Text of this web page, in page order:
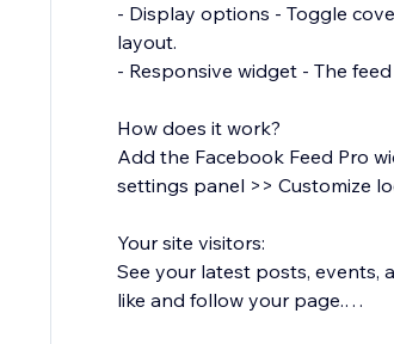
- Display options - Toggle
layout.
- Responsive widget - The
How does it work?
Add the Facebook Feed Pro
settings panel >> Customize
Your site visitors:
See your latest posts, events,
like and follow your page.